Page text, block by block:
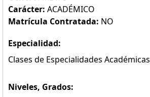
Carácter: ACADÉMICO
Matrícula Contratada: NO
Especialidad:
Clases de Especialidades Académicas
Niveles, Grados: